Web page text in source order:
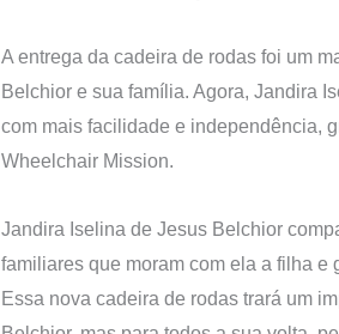
A entrega da cadeira de rodas foi um
Belchior e sua família. Agora, Jandira
com mais facilidade e independência,
Wheelchair Mission.
Jandira Iselina de Jesus Belchior
familiares que moram com ela a filha e
Essa nova cadeira de rodas trará um